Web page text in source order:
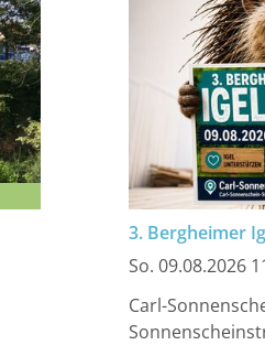
3. Bergheimer
So. 09.08.2026
Carl-